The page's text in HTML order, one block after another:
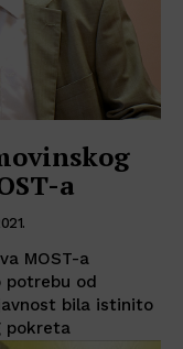
a
MOST-a
potrebu od
bila istinito
pokreta